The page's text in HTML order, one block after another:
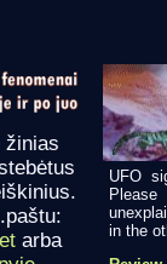
žinias
arba
UFO
in the